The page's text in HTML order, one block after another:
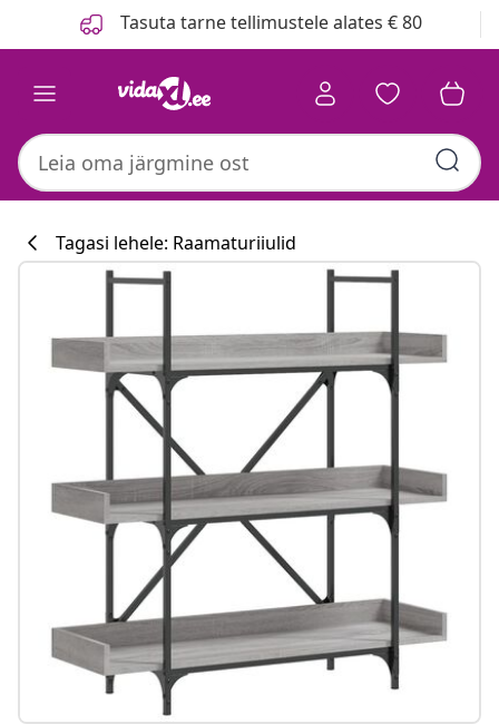
Tasuta tarne tellimustele alates € 80
#sharemevidaxl
Tagasi lehele: Raamaturiiulid